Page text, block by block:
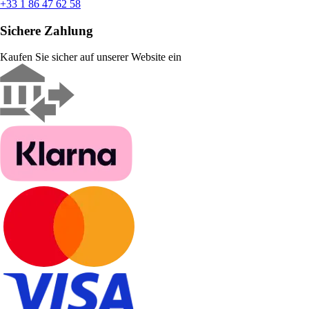
+33 1 86 47 62 58
Sichere Zahlung
Kaufen Sie sicher auf unserer Website ein